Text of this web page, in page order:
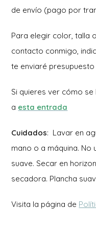
de envío (pago por
Para elegir color, talla
contacto conmigo,
te enviaré
Si quieres ver cómo
a esta entrada
Cuidados: Lavar en
mano o a máquina.
suave. Secar en
secadora. Plancha
Visita la página de